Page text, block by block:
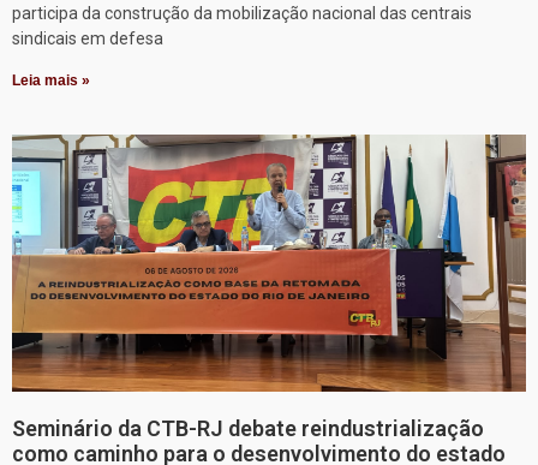
participa da construção da mobilização nacional das centrais
sindicais em defesa
Leia mais »
Seminário da CTB-RJ debate reindustrialização
como caminho para o desenvolvimento do estado